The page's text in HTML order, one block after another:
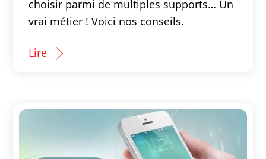
choisir parmi de multiples supports… Un
vrai métier ! Voici nos conseils.
Lire